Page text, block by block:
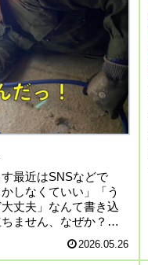
最近はSNSなどで
しなくていい」「う
丈夫」なんて書き込
ません、なぜか？実
てきたからなので
2026.05.26